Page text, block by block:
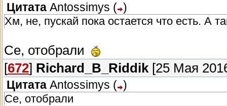
Цитата Antossimys ( )
Хм, не, пускай пока остается что есть. А
Се, отобрали
[672] Richard_B_Riddik [25 Мая
Цитата Antossimys ( )
Се, отобрали